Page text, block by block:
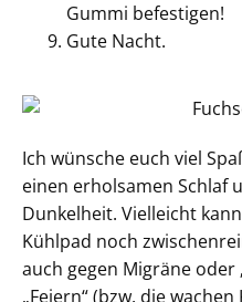
Gummi befestigen!
Gute Nacht.
Ich wünsche euch viel
einen erholsamen Schlaf
Dunkelheit. Vielleicht
Kühlpad noch
auch gegen Migräne oder
„Feiern“ (bzw. die